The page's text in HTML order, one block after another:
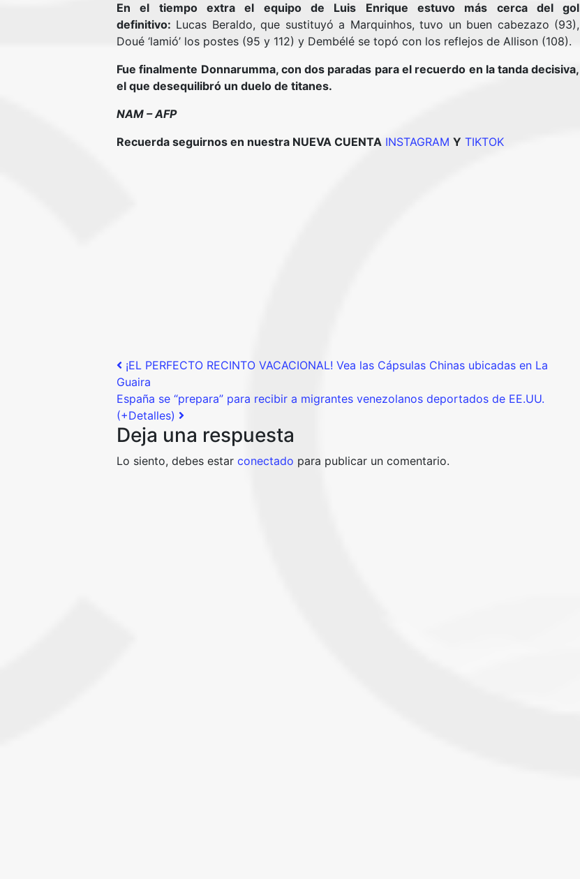
En el tiempo extra el equipo de Luis Enrique estuvo más cerca del gol
definitivo: Lucas Beraldo, que sustituyó a Marquinhos, tuvo un buen cabezazo (93),
Doué ‘lamió’ los postes (95 y 112) y Dembélé se topó con los reflejos de Allison (108).
Fue finalmente Donnarumma, con dos paradas para el recuerdo en la tanda decisiva,
el que desequilibró un duelo de titanes.
NAM – AFP
Recuerda seguirnos en nuestra NUEVA CUENTA INSTAGRAM Y TIKTOK
Post navigation
¡EL PERFECTO RECINTO VACACIONAL! Vea las Cápsulas Chinas ubicadas en La
Guaira
España se “prepara” para recibir a migrantes venezolanos deportados de EE.UU.
(+Detalles)
Deja una respuesta
Lo siento, debes estar conectado para publicar un comentario.